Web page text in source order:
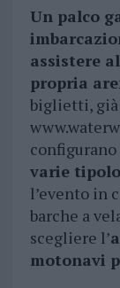
Un palco
assistere
propria
biglietti,
varie
l’evento in
barche a
scegliere l’
motonavi